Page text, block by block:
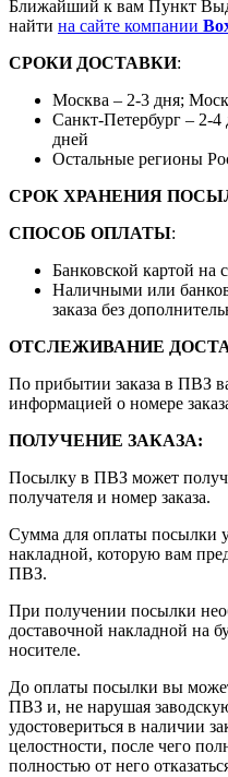
Ближайший к вам Пункт
найти на сайте компании
СРОКИ ДОСТАВКИ:
Москва – 2-3 дня;
Санкт-Петербург – 2-4
дней
Остальные регионы
СРОК ХРАНЕНИЯ
СПОСОБ ОПЛАТЫ:
Банковской картой на
Наличными или
заказа без
ОТСЛЕЖИВАНИЕ
По прибытии заказа в ПВЗ
информацией о номере
ПОЛУЧЕНИЕ ЗАКАЗА:
Посылку в ПВЗ может
получателя и номер заказа.
Сумма для оплаты посылки
накладной, которую вам
ПВЗ.
При получении посылки
доставочной накладной на
носителе.
До оплаты посылки вы
ПВЗ и, не нарушая
удостовериться в наличии
целостности, после чего
полностью от него